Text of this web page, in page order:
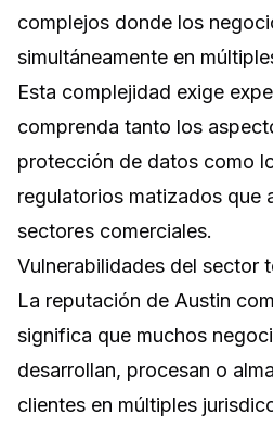
complejos donde los
simultáneamente en
Esta complejidad exige
comprenda tanto los
protección de datos como
regulatorios matizados que
sectores comerciales.
Vulnerabilidades del sector
La reputación de Austin
significa que muchos
desarrollan, procesan o
clientes en múltiples